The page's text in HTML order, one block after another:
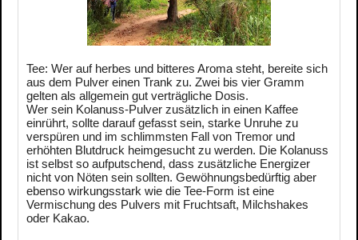
Tee: Wer auf herbes und bitteres Aroma steht, bereite sich
aus dem Pulver einen Trank zu. Zwei bis vier Gramm
gelten als allgemein gut verträgliche Dosis.
Wer sein Kolanuss-Pulver zusätzlich in einen Kaffee
einrührt, sollte darauf gefasst sein, starke Unruhe zu
verspüren und im schlimmsten Fall von Tremor und
erhöhten Blutdruck heimgesucht zu werden. Die Kolanuss
ist selbst so aufputschend, dass zusätzliche Energizer
nicht von Nöten sein sollten. Gewöhnungsbedürftig aber
ebenso wirkungsstark wie die Tee-Form ist eine
Vermischung des Pulvers mit Fruchtsaft, Milchshakes
oder Kakao.